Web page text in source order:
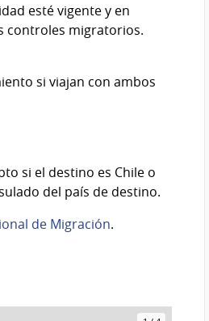
esté vigente y en
controles migratorios.
si viajan con ambos
si el destino es Chile o
del país de destino.
de Migración.